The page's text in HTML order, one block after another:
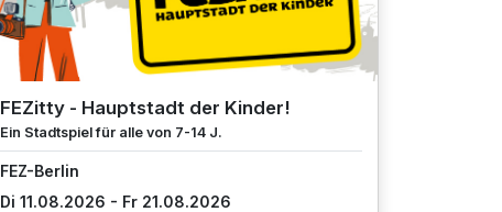
FEZitty - Hauptstadt der Kinder!
Ein Stadtspiel für alle von 7-14 J.
FEZ-Berlin
Di 11.08.2026 - Fr 21.08.2026